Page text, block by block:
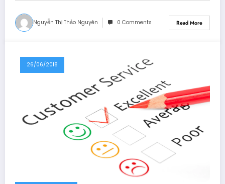
Nguyễn Thị Thảo Nguyên 0 Comments Read More
26/06/2018